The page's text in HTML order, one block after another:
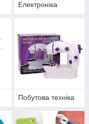
Електроніка
Побутова техніка